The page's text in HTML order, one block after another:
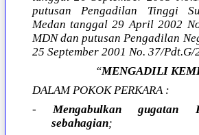
putusan Pengadilan Tinggi
Medan tanggal 29 April 2002
MDN dan putusan Pengadilan
25 September 2001 No. 37/
“MENGADILI
DALAM POKOK PERKARA :
-Mengabulkan gugatan
sebahagian;